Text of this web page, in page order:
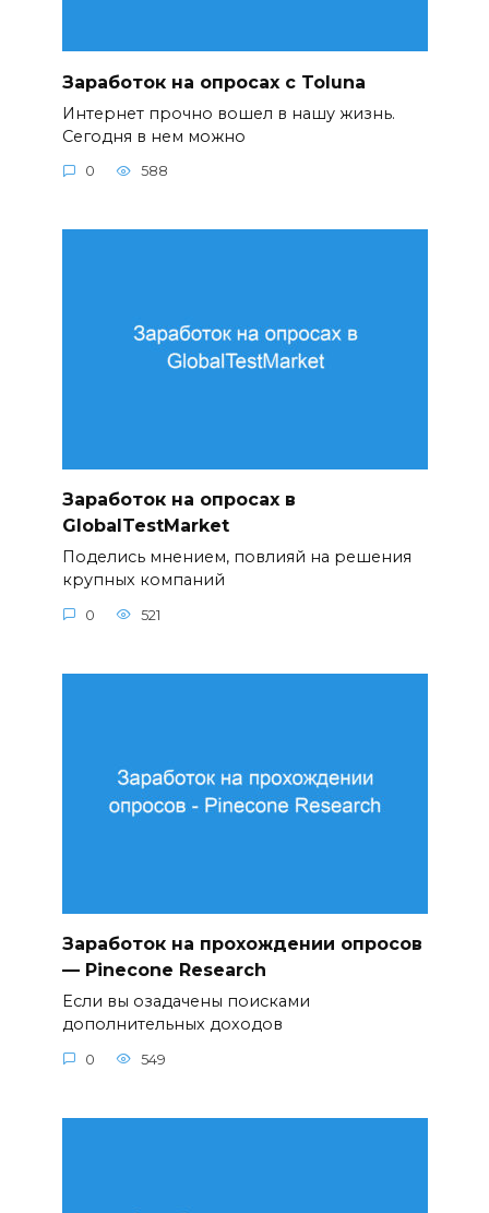
Заработок на опросах с Toluna
Интернет прочно вошел в нашу жизнь.
Сегодня в нем можно
0 588
Заработок на опросах в
GlobalTestMarket
Поделись мнением, повлияй на решения
крупных компаний
0 521
Заработок на прохождении опросов
— Pinecone Research
Если вы озадачены поисками
дополнительных доходов
0 549